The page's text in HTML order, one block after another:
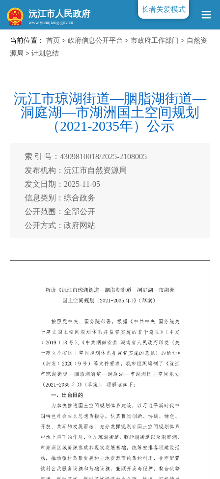
沅江市人民政府
当前位置： 首页 > 政府信息公开平台 > 市政府工作部门 > 自然资
源局 > 计划总结
沅江市琼湖街道—胭脂湖街道—
洞庭湖—市湖洲国土空间规划
（2021-2035年）公示
索 引 号：4309810018/2025-2108005
发布机构：沅江市自然资源局
发文日期：2025-11-05
信息类别：综合政务
公开范围：全部公开
公开方式：政府网站
长者关爱模式